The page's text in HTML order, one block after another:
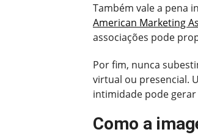
Também vale a pena
American Marketing
associações pode
Por fim, nunca
virtual ou presencial.
intimidade pode
Como a